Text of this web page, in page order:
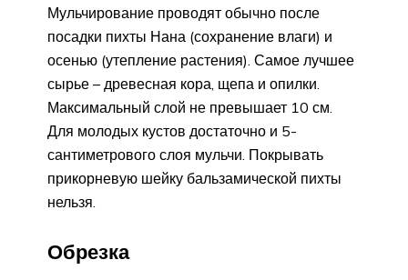
Мульчирование проводят обычно после
посадки пихты Нана (сохранение влаги) и
осенью (утепление растения). Самое лучшее
сырье – древесная кора, щепа и опилки.
Максимальный слой не превышает 10 см.
Для молодых кустов достаточно и 5-
сантиметрового слоя мульчи. Покрывать
прикорневую шейку бальзамической пихты
нельзя.
Обрезка